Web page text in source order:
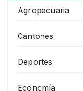
Agropecuaria
Cantones
Deportes
Economía